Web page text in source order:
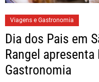
Viagens e Gastronomia
Dia dos Pais em
Rangel
Gastronomia